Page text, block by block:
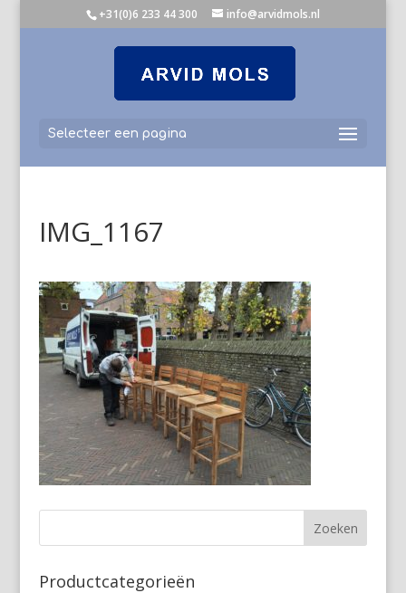
+31(0)6 233 44 300 info@arvidmols.nl
Selecteer een pagina
IMG_1167
Productcategorieën